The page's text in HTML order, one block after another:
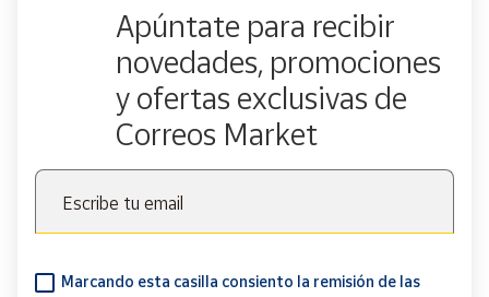
Apúntate para recibir
novedades, promociones
y ofertas exclusivas de
Correos Market
Escribe tu email
Marcando esta casilla consiento la remisión de las